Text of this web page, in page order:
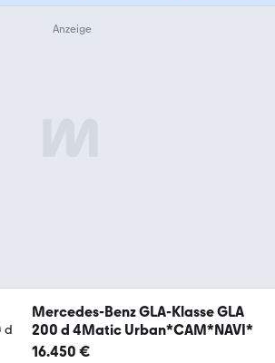
Mercedes-Benz GLA-Klasse GLA
200 d 4Matic Urban*CAM*NAVI*
16.450 €